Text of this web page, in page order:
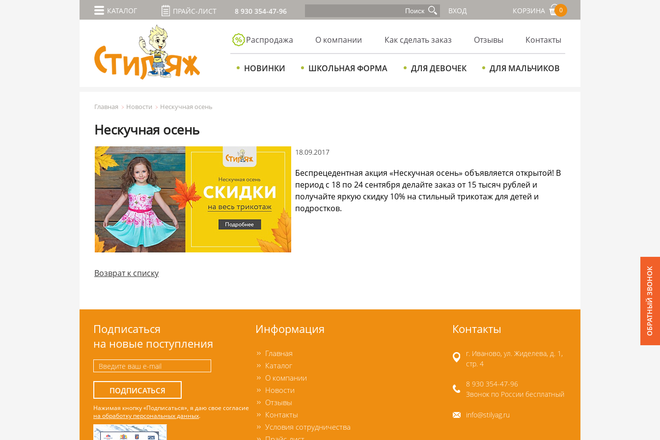
ОБРАТНЫЙ ЗВОНОК
КАТАЛОГ ПРАЙС-ЛИСТ 8 930 354-47-96 ВХОД КОРЗИНА 0
Распродажа О компании Как сделать заказ Отзывы Контакты
НОВИНКИ ШКОЛЬНАЯ ФОРМА ДЛЯ ДЕВОЧЕК ДЛЯ МАЛЬЧИКОВ
Главная Новости Нескучная осень
Нескучная осень
18.09.2017
Беспрецедентная акция «Нескучная осень» объявляется открытой! В
период с 18 по 24 сентября делайте заказ от 15 тысяч рублей и
получайте яркую скидку 10% на стильный трикотаж для детей и
подростков.
Возврат к списку
Подписаться
на новые поступления
ПОДПИСАТЬСЯ
Нажимая кнопку «Подписаться», я даю свое согласие
на обработку персональных данных.
Информация
Главная
Каталог
О компании
Новости
Отзывы
Контакты
Условия сотрудничества
Контакты
г. Иваново, ул. Жиделева, д. 1,
стр. 4
8 930 354-47-96
Звонок по России бесплатный
info@stilyag.ru